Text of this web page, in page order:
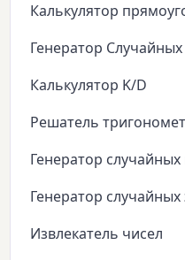
Калькулятор
Генератор
Калькулятор K/D
Решатель
Генератор
Генератор
Извлекатель чисел